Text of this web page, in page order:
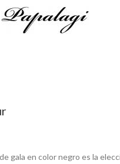
gala en color negro es la